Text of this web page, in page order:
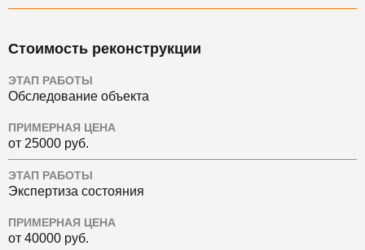
Стоимость реконструкции
ЭТАП РАБОТЫ
Обследование объекта
ПРИМЕРНАЯ ЦЕНА
от 25000 руб.
ЭТАП РАБОТЫ
Экспертиза состояния
ПРИМЕРНАЯ ЦЕНА
от 40000 руб.